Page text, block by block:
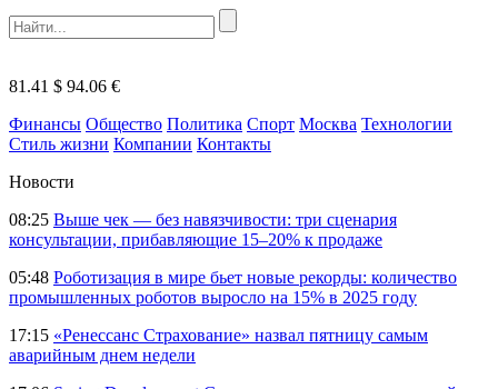
81.41 $ 94.06 €
Финансы Общество Политика Спорт Москва Технологии
Стиль жизни Компании Контакты
Новости
08:25 Выше чек — без навязчивости: три сценария
консультации, прибавляющие 15–20% к продаже
05:48 Роботизация в мире бьет новые рекорды: количество
промышленных роботов выросло на 15% в 2025 году
17:15 «Ренессанс Страхование» назвал пятницу самым
аварийным днем недели